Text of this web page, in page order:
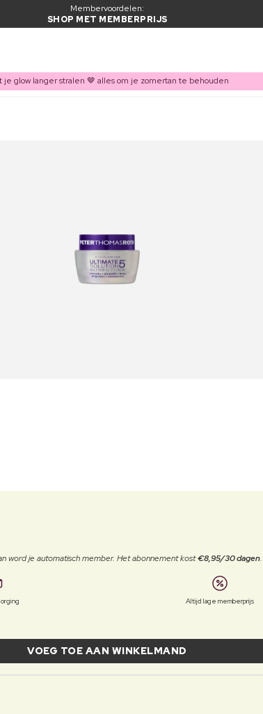
Membervoordelen:
SHOP MET MEMBERPRIJS
je glow langer stralen 🤎 alles om je zomertan te behouden
word je automatisch member. Het abonnement kost€8,95/30 dagen
Altijd lage memberprijs
VOEG TOE AAN WINKELMAND